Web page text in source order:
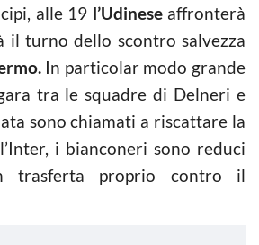
alle 19 l’Udineseaffronterà
il turno dello scontro salvezza
In particolar modo grande
tra le squadre di Delneri e
sono chiamati a riscattare la
i bianconeri sono reduci
trasferta proprio contro il